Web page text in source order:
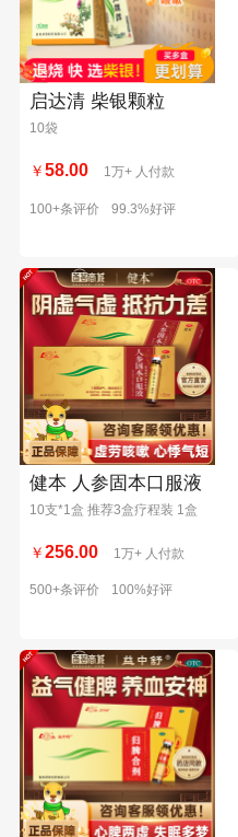
启达清 柴银颗粒
10袋
￥58.00 1万+ 人付款
100+条评价 99.3%好评
健本 人参固本口服液
10支*1盒 推荐3盒疗程装 1盒
￥256.00 1万+ 人付款
500+条评价 100%好评